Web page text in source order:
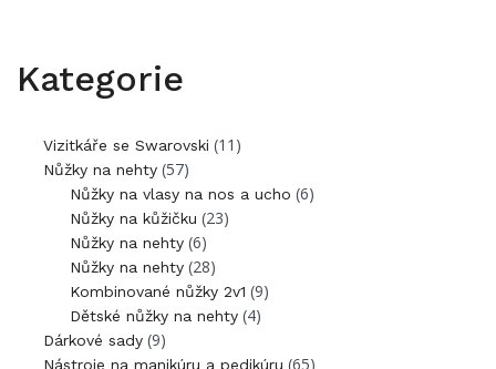
Kategorie
Vizitkáře se Swarovski (11)
Nůžky na nehty (57)
Nůžky na vlasy na nos a ucho (6)
Nůžky na kůžičku (23)
Nůžky na nehty (6)
Nůžky na nehty (28)
Kombinované nůžky 2v1 (9)
Dětské nůžky na nehty (4)
Dárkové sady (9)
Nástroje na manikúru a pedikúru (65)